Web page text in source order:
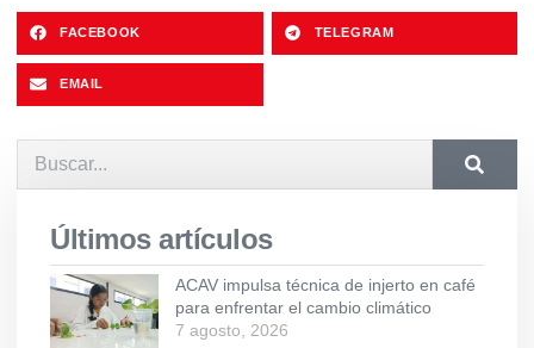
FACEBOOK TELEGRAM
EMAIL
Últimos artículos
ACAV impulsa técnica de injerto en café
para enfrentar el cambio climático
7 agosto, 2026